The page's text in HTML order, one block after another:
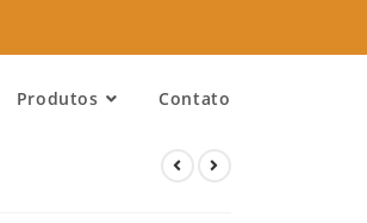
Produtos Contato